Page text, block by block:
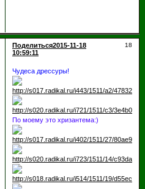
Поделиться 18
2015-11-18
10:59:11
Чудеса дрессуры!
По моему это хризантема:)